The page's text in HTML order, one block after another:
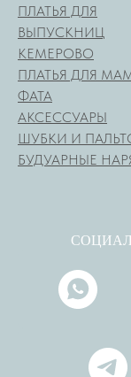
ПЛАТЬЯ ДЛЯ
ВЫПУСКНИЦ
КЕМЕРОВО
ПЛАТЬЯ ДЛЯ
ФАТА
АКСЕССУАРЫ
ШУБКИ И
БУДУАРНЫЕ